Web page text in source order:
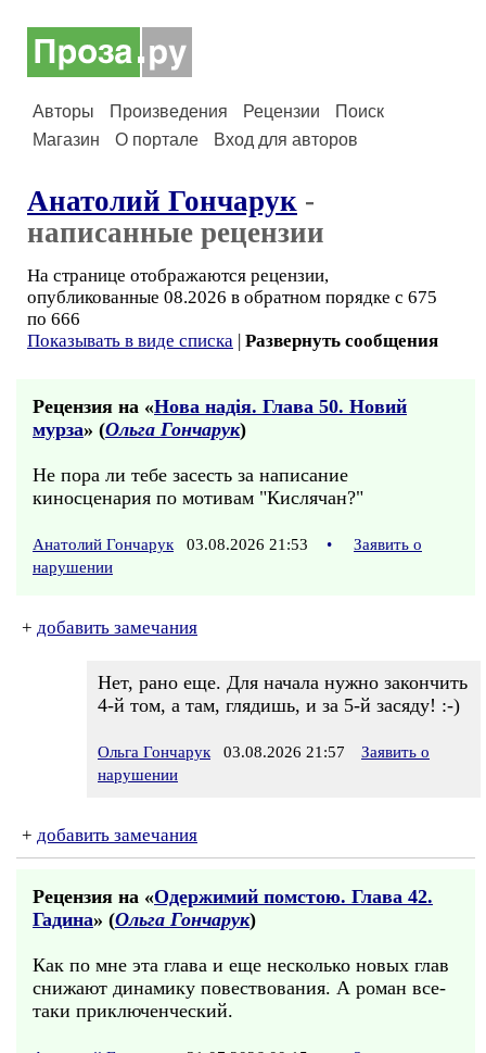
Авторы Произведения Рецензии
Поиск
Магазин
О портале Вход для авторов
Анатолий Гончарук -
написанные рецензии
На странице отображаются рецензии,
опубликованные 08.2026 в обратном порядке с 675
по 666
Показывать в виде списка | Развернуть сообщения
Рецензия на «Нова надiя. Глава 50. Новий
мурза» (Ольга Гончарук)
Не пора ли тебе засесть за написание
киносценария по мотивам "Кислячан?"
Анатолий Гончарук 03.08.2026 21:53 •
Заявить о
нарушении
+ добавить замечания
Нет, рано еще. Для начала нужно закончить
4-й том, а там, глядишь, и за 5-й засяду! :-)
Ольга Гончарук 03.08.2026 21:57
Заявить о
нарушении
+ добавить замечания
Рецензия на «Одержимий помстою. Глава 42.
Гадина» (Ольга Гончарук)
Как по мне эта глава и еще несколько новых глав
снижают динамику повествования. А роман все-
таки приключенческий.